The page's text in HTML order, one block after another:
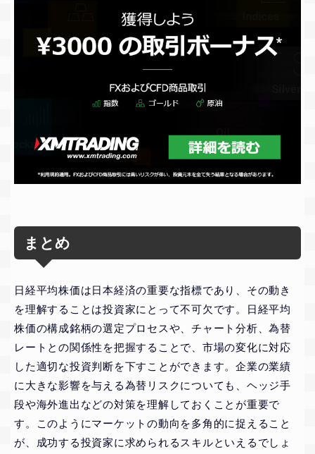
まとめ
日経平均株価は日本経済の重要な指標であり、その動き
を理解することは投資家にとって不可欠です。日経平均
株価の構成銘柄の選定プロセスや、チャート分析、為替
レートとの関係性を把握することで、市場の変化に対応
した適切な投資判断を下すことができます。企業の業績
に大きな影響を与える為替リスクについても、ヘッジ手
段や海外進出などの対策を理解しておくことが重要で
す。このようにマーケットの動向を多角的に捉えること
が、成功する投資家に求められるスキルといえるでしょ